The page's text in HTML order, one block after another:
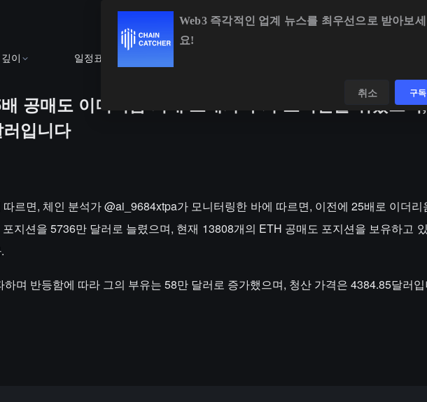
깊이 일정표
공매도 이더리움 거대 고래가 추가 포지션을 취했으
입니다
르면, 체인 분석가 @ai_9684xtpa가 모니터링한 바에 따르면, 이전에 25배로 이더
지션을 5736만 달러로 늘렸으며, 현재 13808개의 ETH 공매도 포지션을 보유하고
며 반등함에 따라 그의 부유는 58만 달러로 증가했으며, 청산 가격은 4384.85달러
Web3 즉각적인 업계 뉴스를 최우선으로 받아보세
요!
취소 구독